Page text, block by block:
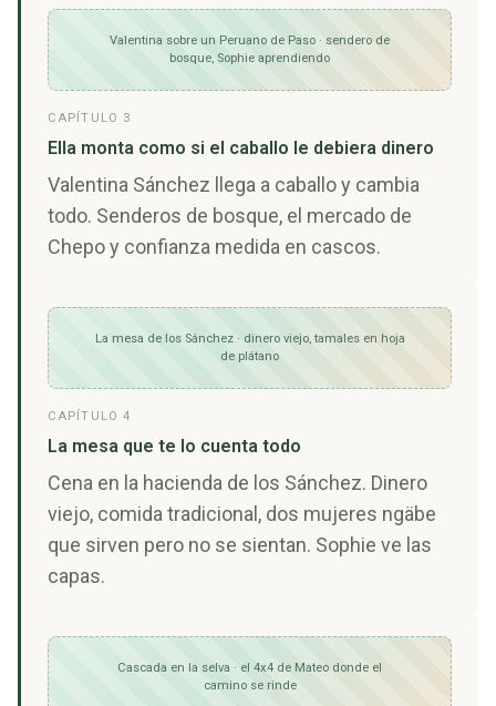
Valentina sobre un Peruano de Paso · sendero de
bosque, Sophie aprendiendo
CAPÍTULO 3
Ella monta como si el caballo le debiera dinero
Valentina Sánchez llega a caballo y cambia
todo. Senderos de bosque, el mercado de
Chepo y confianza medida en cascos.
La mesa de los Sánchez · dinero viejo, tamales en hoja
de plátano
CAPÍTULO 4
La mesa que te lo cuenta todo
Cena en la hacienda de los Sánchez. Dinero
viejo, comida tradicional, dos mujeres ngäbe
que sirven pero no se sientan. Sophie ve las
capas.
Cascada en la selva · el 4x4 de Mateo donde el
camino se rinde